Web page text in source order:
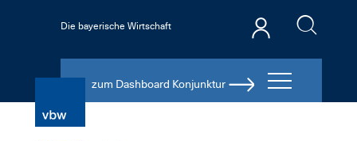
Die bayerische Wirtschaft
zum Dashboard Konjunktur